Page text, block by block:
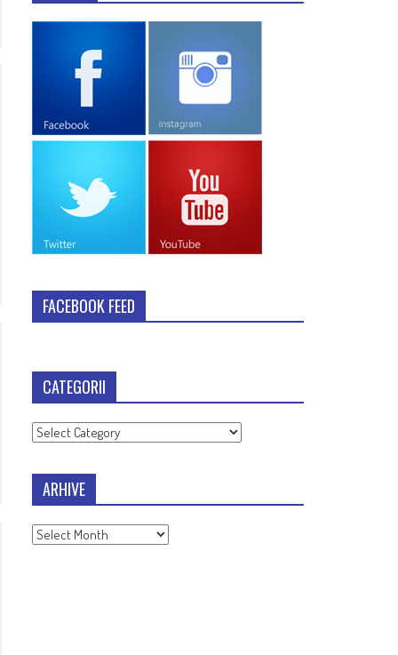
FACEBOOK FEED
CATEGORII
Categorii
ARHIVE
Arhive